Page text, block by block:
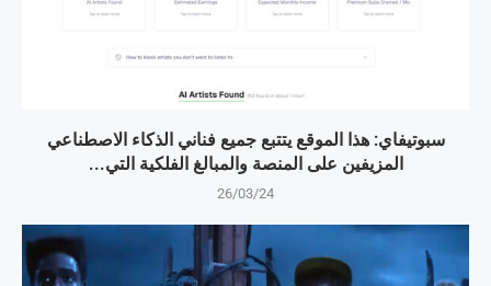
سبوتيفاي: هذا الموقع يتتبع جميع فناني الذكاء الاصطناعي
المزيفين على المنصة والمبالغ الفلكية التي...
26/03/24